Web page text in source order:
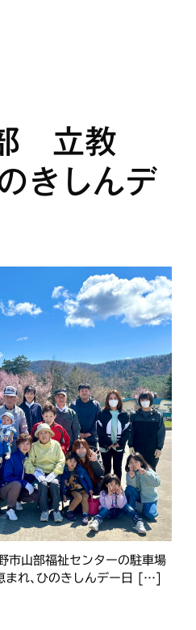
立教
きしんデ
山部福祉センターの駐車場
まれ､ひのきしんデー日 […]